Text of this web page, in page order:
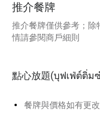
推介餐牌
推介餐牌僅供參考；除
情請參閱商戶細則
點心放題(บุฟเฟ่ต์ติ่ม
餐牌與價格如有更